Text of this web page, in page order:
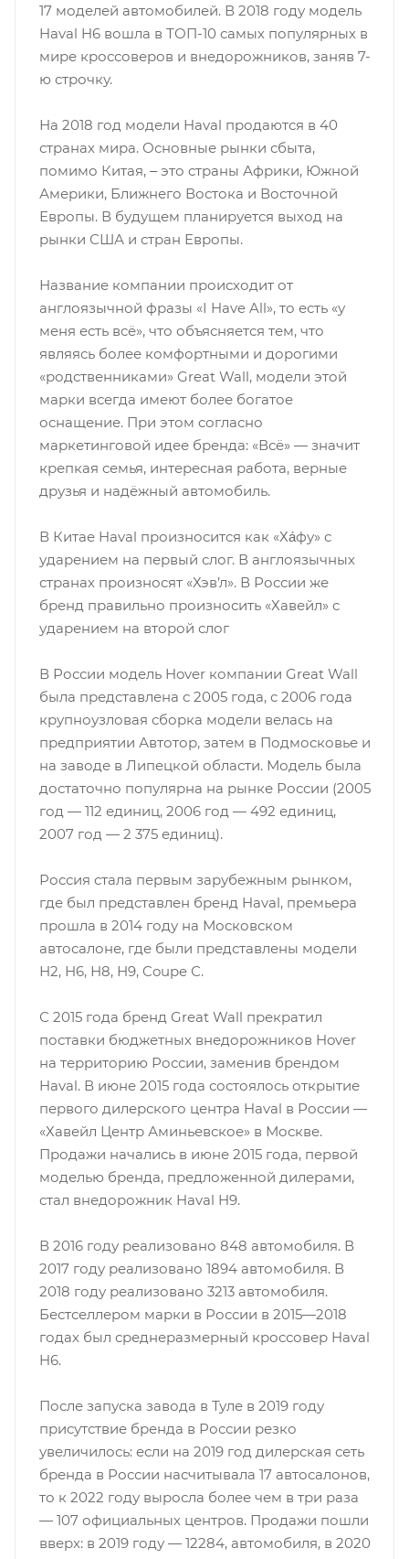
17 моделей автомобилей. В 2018 году модель
Haval H6 вошла в ТОП-10 самых популярных в
мире кроссоверов и внедорожников, заняв 7-
ю строчку.
На 2018 год модели Haval продаются в 40
странах мира. Основные рынки сбыта,
помимо Китая, ‒ это страны Африки, Южной
Америки, Ближнего Востока и Восточной
Европы. В будущем планируется выход на
рынки США и стран Европы.
Название компании происходит от
англоязычной фразы «I Have All», то есть «у
меня есть всё», что объясняется тем, что
являясь более комфортными и дорогими
«родственниками» Great Wall, модели этой
марки всегда имеют более богатое
оснащение. При этом согласно
маркетинговой идее бренда: «Всё» — значит
крепкая семья, интересная работа, верные
друзья и надёжный автомобиль.
В Китае Haval произносится как «Ха́фу» с
ударением на первый слог. В англоязычных
странах произносят «Хэв’л». В России же
бренд правильно произносить «Хавейл» с
ударением на второй слог
В России модель Hover компании Great Wall
была представлена с 2005 года, с 2006 года
крупноузловая сборка модели велась на
предприятии Автотор, затем в Подмосковье и
на заводе в Липецкой области. Модель была
достаточно популярна на рынке России (2005
год — 112 единиц, 2006 год — 492 единиц,
2007 год — 2 375 единиц).
Россия стала первым зарубежным рынком,
где был представлен бренд Haval, премьера
прошла в 2014 году на Московском
автосалоне, где были представлены модели
Н2, Н6, Н8, Н9, Coupe С.
С 2015 года бренд Great Wall прекратил
поставки бюджетных внедорожников Hover
на территорию России, заменив брендом
Haval. В июне 2015 года состоялось открытие
первого дилерского центра Haval в России —
«Хавейл Центр Аминьевское» в Москве.
Продажи начались в июне 2015 года, первой
моделью бренда, предложенной дилерами,
стал внедорожник Haval H9.
В 2016 году реализовано 848 автомобиля. В
2017 году реализовано 1894 автомобиля. В
2018 году реализовано 3213 автомобиля.
Бестселлером марки в России в 2015—2018
годах был среднеразмерный кроссовер Haval
H6.
После запуска завода в Туле в 2019 году
присутствие бренда в России резко
увеличилось: если на 2019 год дилерская сеть
бренда в России насчитывала 17 автосалонов,
то к 2022 году выросла более чем в три раза
— 107 официальных центров. Продажи пошли
вверх: в 2019 году — 12284, автомобиля, в 2020